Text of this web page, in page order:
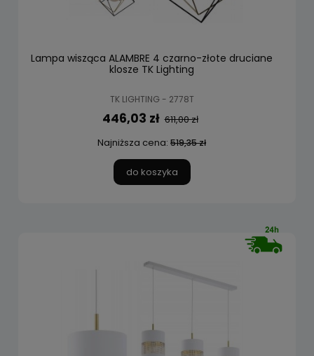
Lampa wisząca ALAMBRE 4 czarno-złote druciane
klosze TK Lighting
TK LIGHTING - 2778T
446,03 zł 611,00 zł
Najniższa cena: 519,35 zł
do koszyka